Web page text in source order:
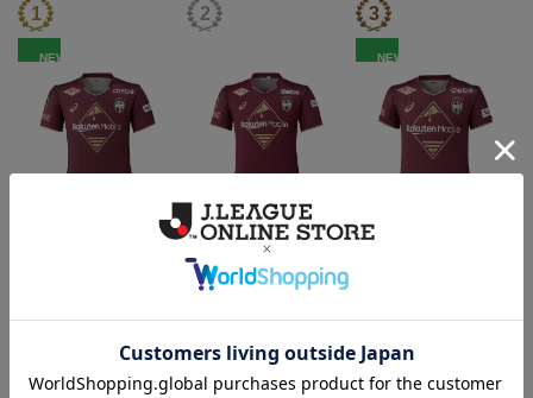
NEW
26/27_【レプリカ】ユニ
26/27_【オーセン】ユニ
フォーム（1st）
36,500円
NEW
26/27_キッズTシャツ
神戸